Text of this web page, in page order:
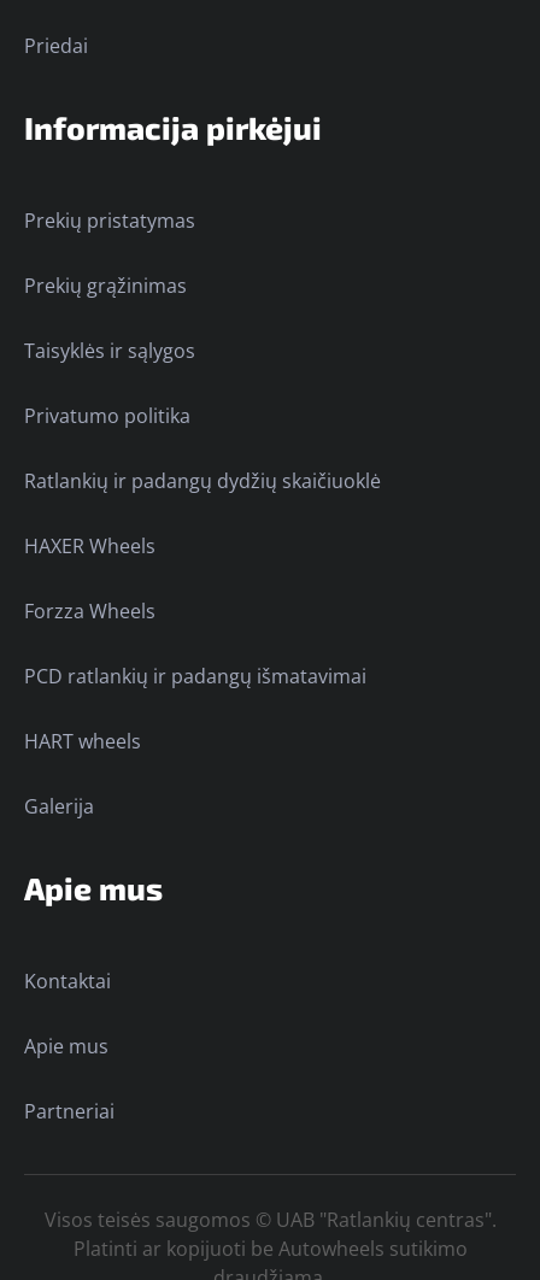
Priedai
Informacija pirkėjui
Prekių pristatymas
Prekių grąžinimas
Taisyklės ir sąlygos
Privatumo politika
Ratlankių ir padangų dydžių skaičiuoklė
HAXER Wheels
Forzza Wheels
PCD ratlankių ir padangų išmatavimai
HART wheels
Galerija
Apie mus
Kontaktai
Apie mus
Partneriai
Visos teisės saugomos © UAB "Ratlankių centras".
Platinti ar kopijuoti be Autowheels sutikimo